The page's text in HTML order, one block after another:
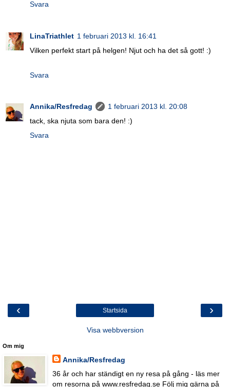
Svara
LinaTriathlet 1 februari 2013 kl. 16:41
Vilken perfekt start på helgen! Njut och ha det så gott! :)
Svara
Annika/Resfredag
1 februari 2013 kl. 20:08
tack, ska njuta som bara den! :)
Svara
‹ ›
Startsida
Visa webbversion
Om mig
Annika/Resfredag
36 år och har ständigt en ny resa på gång - läs mer
om resorna på www.resfredag.se Följ mig gärna på